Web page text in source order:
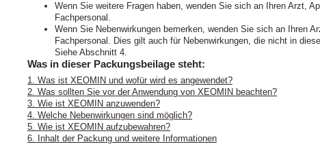
Wenn Sie weitere Fragen haben, wenden Sie sich an Ihren Arzt,
Fachpersonal.
Wenn Sie Nebenwirkungen bemerken, wenden Sie sich an Ihren
Fachpersonal. Dies gilt auch für Nebenwirkungen, die nicht in
Siehe Abschnitt 4.
Was in dieser Packungsbeilage steht:
1. Was ist XEOMIN und wofür wird es angewendet?
2. Was sollten Sie vor der Anwendung von XEOMIN beachten?
3. Wie ist XEOMIN anzuwenden?
4. Welche Nebenwirkungen sind möglich?
5. Wie ist XEOMIN aufzubewahren?
6. Inhalt der Packung und weitere Informationen